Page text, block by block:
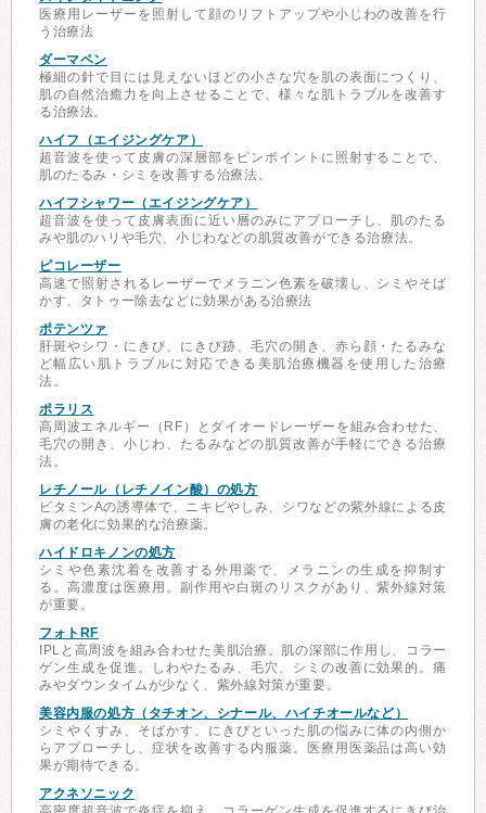
医療用レーザーを照射して顔のリフトアップや小じわの改善を行
う治療法
ダーマペン
極細の針で目には見えないほどの小さな穴を肌の表面につくり、
肌の自然治癒力を向上させることで、様々な肌トラブルを改善す
る治療法。
ハイフ（エイジングケア）
超音波を使って皮膚の深層部をピンポイントに照射することで、
肌のたるみ・シミを改善する治療法。
ハイフシャワー（エイジングケア）
超音波を使って皮膚表面に近い層のみにアプローチし、肌のたる
みや肌のハリや毛穴、小じわなどの肌質改善ができる治療法。
ピコレーザー
高速で照射されるレーザーでメラニン色素を破壊し、シミやそば
かす、タトゥー除去などに効果がある治療法
ポテンツァ
肝斑やシワ・にきび、にきび跡、毛穴の開き、赤ら顔・たるみな
ど幅広い肌トラブルに対応できる美肌治療機器を使用した治療
法。
ポラリス
高周波エネルギー（RF）とダイオードレーザーを組み合わせた、
毛穴の開き、小じわ、たるみなどの肌質改善が手軽にできる治療
法。
レチノール（レチノイン酸）の処方
ビタミンAの誘導体で、ニキビやしみ、シワなどの紫外線による皮
膚の老化に効果的な治療薬。
ハイドロキノンの処方
シミや色素沈着を改善する外用薬で、メラニンの生成を抑制す
る。高濃度は医療用。副作用や白斑のリスクがあり、紫外線対策
が重要。
フォトRF
IPLと高周波を組み合わせた美肌治療。肌の深部に作用し、コラー
ゲン生成を促進。しわやたるみ、毛穴、シミの改善に効果的。痛
みやダウンタイムが少なく、紫外線対策が重要。
美容内服の処方（タチオン、シナール、ハイチオールなど）
シミやくすみ、そばかす、にきびといった肌の悩みに体の内側か
らアプローチし、症状を改善する内服薬。医療用医薬品は高い効
果が期待できる。
アクネソニック